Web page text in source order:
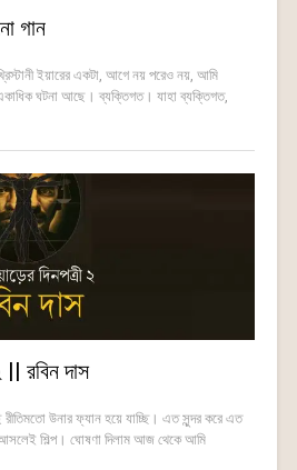
গান
ইয়ারের একটা, আগে নয় পরেও নয়, আমি
একাধিক ঘটনা আছে। ব্যক্তিগত। যাহা ব্যক্তিগত,
|| রবিন দাস
রীতিমতো উনার ফ্যান হয়ে যাচ্ছি। এত সুন্দর করে এত
শিল্প। ঘোষণা দিলাম আজ থেকে আমি